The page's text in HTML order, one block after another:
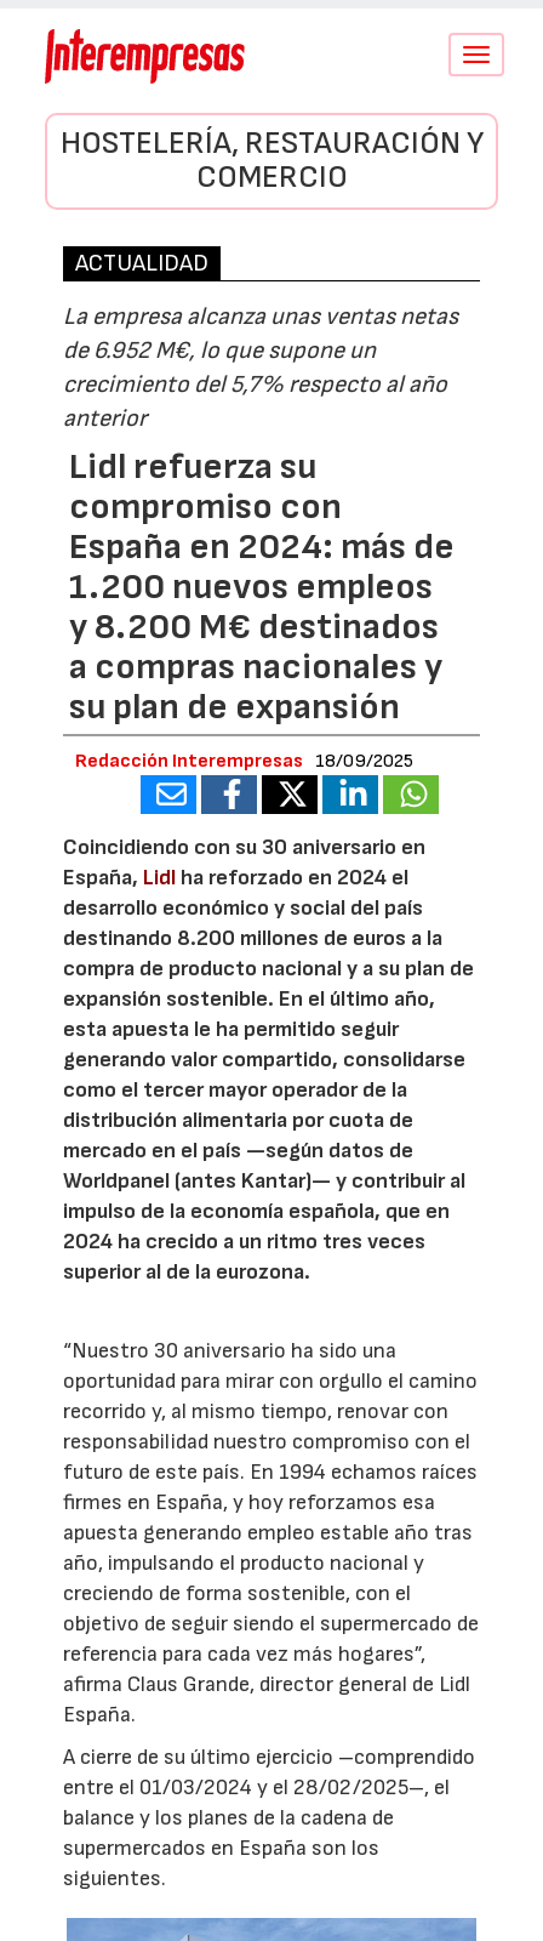
Conmutar
HOSTELERÍA, RESTAURACIÓN Y
COMERCIO
ACTUALIDAD
La empresa alcanza unas ventas netas
de 6.952 M€, lo que supone un
crecimiento del 5,7% respecto al año
anterior
Lidl refuerza su
compromiso con
España en 2024: más de
1.200 nuevos empleos
y 8.200 M€ destinados
a compras nacionales y
su plan de expansión
Redacción Interempresas 18/09/2025
Coincidiendo con su 30 aniversario en
España, Lidl ha reforzado en 2024 el
desarrollo económico y social del país
destinando 8.200 millones de euros a la
compra de producto nacional y a su plan de
expansión sostenible. En el último año,
esta apuesta le ha permitido seguir
generando valor compartido, consolidarse
como el tercer mayor operador de la
distribución alimentaria por cuota de
mercado en el país —según datos de
Worldpanel (antes Kantar)— y contribuir al
impulso de la economía española, que en
2024 ha crecido a un ritmo tres veces
superior al de la eurozona.
“Nuestro 30 aniversario ha sido una
oportunidad para mirar con orgullo el camino
recorrido y, al mismo tiempo, renovar con
responsabilidad nuestro compromiso con el
futuro de este país. En 1994 echamos raíces
firmes en España, y hoy reforzamos esa
apuesta generando empleo estable año tras
año, impulsando el producto nacional y
creciendo de forma sostenible, con el
objetivo de seguir siendo el supermercado de
referencia para cada vez más hogares”,
afirma Claus Grande, director general de Lidl
España.
A cierre de su último ejercicio –comprendido
entre el 01/03/2024 y el 28/02/2025–, el
balance y los planes de la cadena de
supermercados en España son los
siguientes.